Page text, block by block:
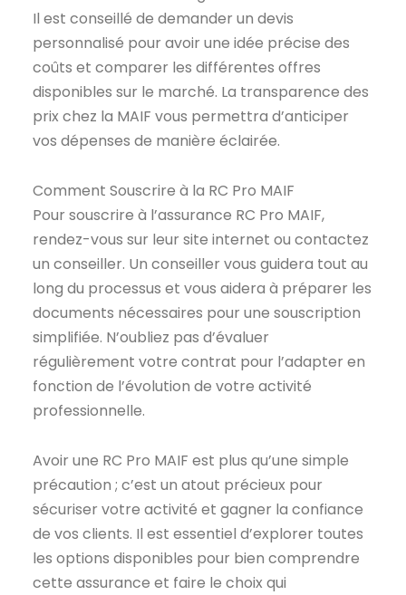
Il est conseillé de demander un devis
personnalisé pour avoir une idée précise des
coûts et comparer les différentes offres
disponibles sur le marché. La transparence des
prix chez la MAIF vous permettra d’anticiper
vos dépenses de manière éclairée.
Comment Souscrire à la RC Pro MAIF
Pour souscrire à l’assurance RC Pro MAIF,
rendez-vous sur leur site internet ou contactez
un conseiller. Un conseiller vous guidera tout au
long du processus et vous aidera à préparer les
documents nécessaires pour une souscription
simplifiée. N’oubliez pas d’évaluer
régulièrement votre contrat pour l’adapter en
fonction de l’évolution de votre activité
professionnelle.
Avoir une RC Pro MAIF est plus qu’une simple
précaution ; c’est un atout précieux pour
sécuriser votre activité et gagner la confiance
de vos clients. Il est essentiel d’explorer toutes
les options disponibles pour bien comprendre
cette assurance et faire le choix qui